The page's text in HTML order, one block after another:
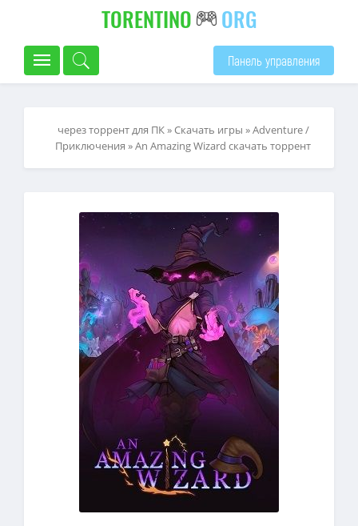
TORENTINO ORG
Панель управления
через торрент для ПК»Скачать игры »Adventure /
Приключения » An Amazing Wizard скачать торрент